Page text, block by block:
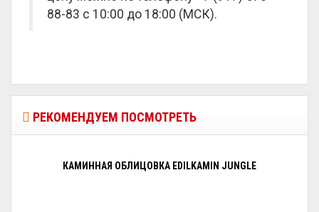
88-83 с 10:00 до 18:00 (МСК).
РЕКОМЕНДУЕМ ПОСМОТРЕТЬ
КАМИННАЯ ОБЛИЦОВКА EDILKAMIN JUNGLE